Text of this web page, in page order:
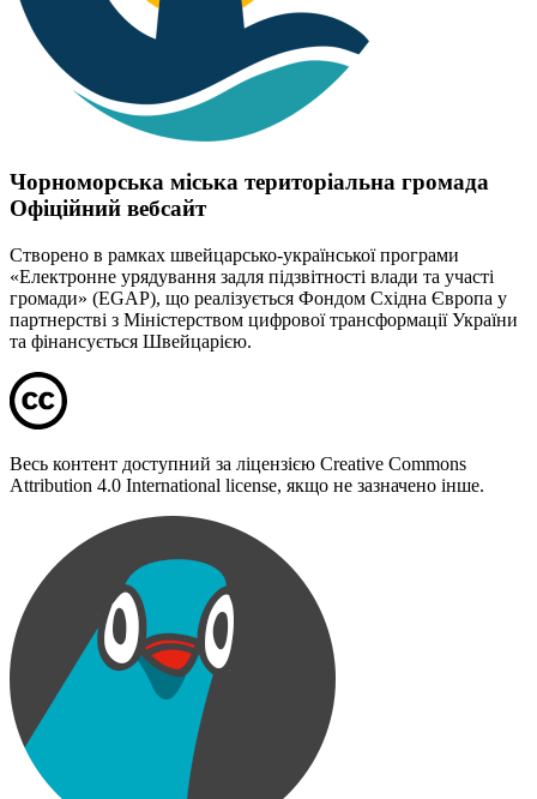
Чорноморська міська територіальна громада
Офіційний вебсайт
Створено в рамках швейцарсько-української програми
«Електронне урядування задля підзвітності влади та участі
громади» (EGAP), що реалізується Фондом Східна Європа у
партнерстві з Міністерством цифрової трансформації України
та фінансується Швейцарією.
Весь контент доступний за ліцензією Creative Commons
Attribution 4.0 International license, якщо не зазначено інше.